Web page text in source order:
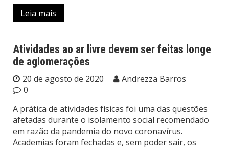
Leia mais
Saúde
Atividades ao ar livre devem ser feitas longe
de aglomerações
20 de agosto de 2020
Andrezza Barros
0
A prática de atividades físicas foi uma das questões
afetadas durante o isolamento social recomendado
em razão da pandemia do novo coronavírus.
Academias foram fechadas e, sem poder sair, os